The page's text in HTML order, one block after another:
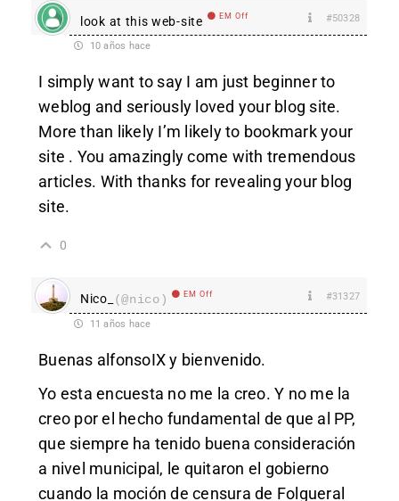
look at this web-site EM Off #50328
10 años hace
I simply want to say I am just beginner to
weblog and seriously loved your blog site.
More than likely I’m likely to bookmark your
site . You amazingly come with tremendous
articles. With thanks for revealing your blog
site.
0
Nico_ (@nico) EM Off #31327
11 años hace
Buenas alfonsoIX y bienvenido.
Yo esta encuesta no me la creo. Y no me la
creo por el hecho fundamental de que al PP,
que siempre ha tenido buena consideración
a nivel municipal, le quitaron el gobierno
cuando la moción de censura de Folgueral